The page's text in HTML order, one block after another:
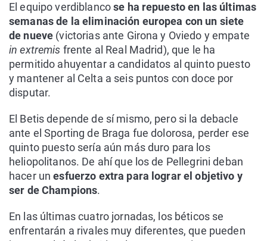
El equipo verdiblancose ha repuesto en las últimas
semanas de la eliminación europea con un siete
de nueve (victorias ante Girona y Oviedo y empate
in extremis frente al Real Madrid), que le ha
permitido ahuyentar a candidatos al quinto puesto
y mantener al Celta a seis puntos con doce por
disputar.
El Betis depende de sí mismo, pero si la debacle
ante el Sporting de Braga fue dolorosa, perder ese
quinto puesto sería aún más duro para los
heliopolitanos. De ahí que los de Pellegrini deban
hacer unesfuerzo extra para lograr el objetivo y
ser de Champions.
En las últimas cuatro jornadas, los béticos se
enfrentarán a rivales muy diferentes, que pueden